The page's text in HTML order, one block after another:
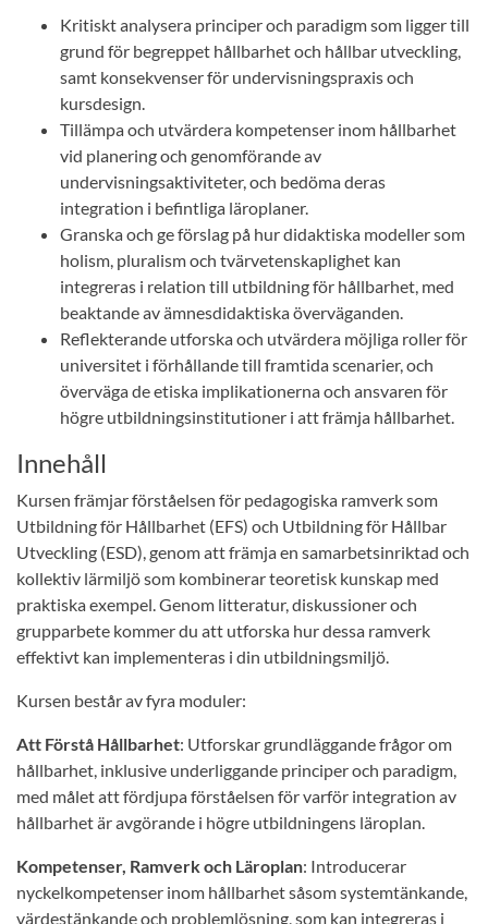
Kritiskt analysera principer och paradigm som ligger till
grund för begreppet hållbarhet och hållbar utveckling,
samt konsekvenser för undervisningspraxis och
kursdesign.
Tillämpa och utvärdera kompetenser inom hållbarhet
vid planering och genomförande av
undervisningsaktiviteter, och bedöma deras
integration i befintliga läroplaner.
Granska och ge förslag på hur didaktiska modeller som
holism, pluralism och tvärvetenskaplighet kan
integreras i relation till utbildning för hållbarhet, med
beaktande av ämnesdidaktiska överväganden.
Reflekterande utforska och utvärdera möjliga roller för
universitet i förhållande till framtida scenarier, och
överväga de etiska implikationerna och ansvaren för
högre utbildningsinstitutioner i att främja hållbarhet.
Innehåll
Kursen främjar förståelsen för pedagogiska ramverk som
Utbildning för Hållbarhet (EFS) och Utbildning för Hållbar
Utveckling (ESD), genom att främja en samarbetsinriktad och
kollektiv lärmiljö som kombinerar teoretisk kunskap med
praktiska exempel. Genom litteratur, diskussioner och
grupparbete kommer du att utforska hur dessa ramverk
effektivt kan implementeras i din utbildningsmiljö.
Kursen består av fyra moduler:
Att Förstå Hållbarhet: Utforskar grundläggande frågor om
hållbarhet, inklusive underliggande principer och paradigm,
med målet att fördjupa förståelsen för varför integration av
hållbarhet är avgörande i högre utbildningens läroplan.
Kompetenser, Ramverk och Läroplan: Introducerar
nyckelkompetenser inom hållbarhet såsom systemtänkande,
värdestänkande och problemlösning, som kan integreras i